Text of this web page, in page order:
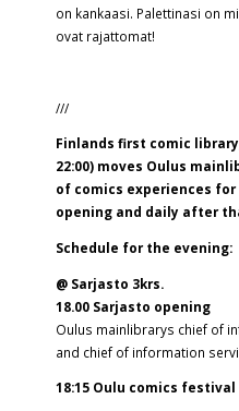
on kankaasi. Palettinasi on
ovat rajattomat!
///
Finlands first comic
22:00) moves Oulus
of comics experiences
opening and daily after
Schedule for the evening:
@ Sarjasto 3krs.
18.00 Sarjasto opening
Oulus mainlibrarys chief of
and chief of information
18:15 Oulu comics